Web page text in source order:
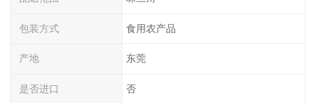
包装方式 食用农产品
产地 东莞
是否进口 否